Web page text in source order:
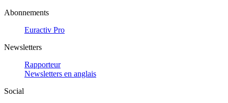
Abonnements
Euractiv Pro
Newsletters
Rapporteur
Newsletters en anglais
Social